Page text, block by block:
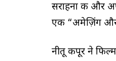
सराहना की और
एक “अमेज़िंग और
नीतू कपूर ने